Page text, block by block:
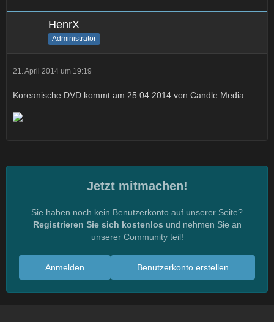
HenrX
Administrator
21. April 2014 um 19:19
Koreanische DVD kommt am 25.04.2014 von Candle Media
Jetzt mitmachen!
Sie haben noch kein Benutzerkonto auf unserer Seite?
Registrieren Sie sich kostenlos und nehmen Sie an
unserer Community teil!
Benutzerkonto erstellen
Anmelden